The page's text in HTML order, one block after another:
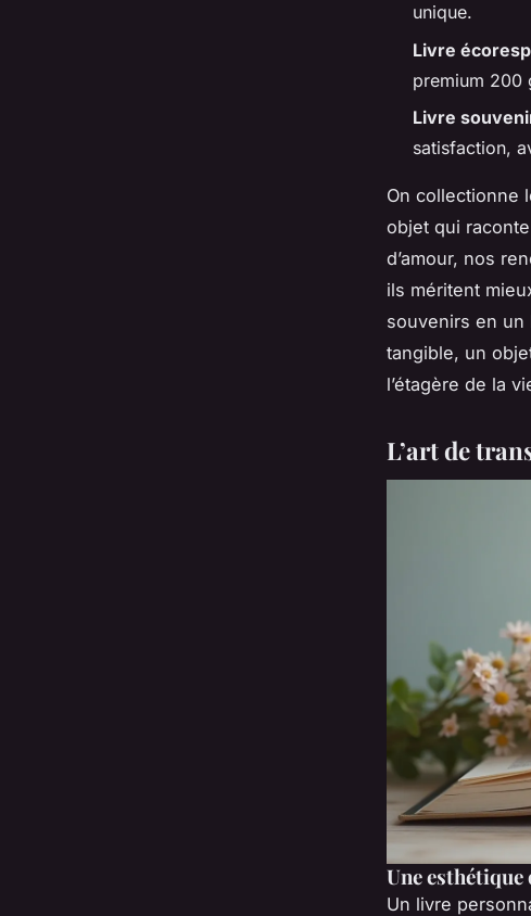
unique.
Livre
premium 200
Livre
satisfaction,
On collectionne
objet qui
d’amour, nos
ils méritent
souvenirs en un
tangible, un
l’étagère de la
L’art de
Une
Un livre